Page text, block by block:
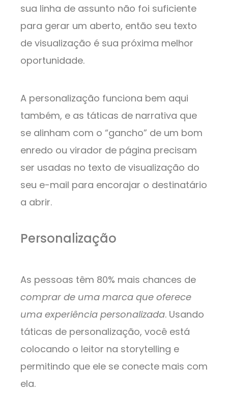
sua linha de assunto não foi suficiente
para gerar um aberto, então seu texto
de visualização é sua próxima melhor
oportunidade.
A personalização funciona bem aqui
também, e as táticas de narrativa que
se alinham com o “gancho” de um bom
enredo ou virador de página precisam
ser usadas no texto de visualização do
seu e-mail para encorajar o destinatário
a abrir.
Personalização
As pessoas têm 80% mais chances de
comprar de uma marca que oferece
uma experiência personalizada. Usando
táticas de personalização, você está
colocando o leitor na storytelling e
permitindo que ele se conecte mais com
ela.